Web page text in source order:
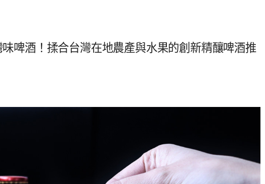
啤酒！揉合台灣在地農產與水果的創新精釀啤酒推